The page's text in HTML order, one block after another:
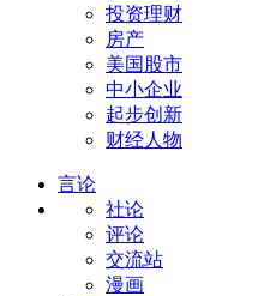
投资理财
房产
美国股市
中小企业
起步创新
财经人物
言论
社论
评论
交流站
漫画